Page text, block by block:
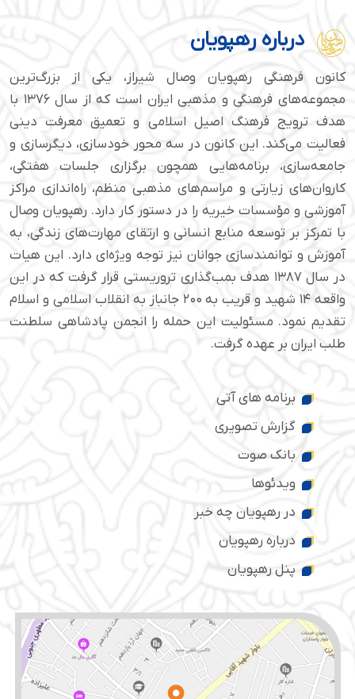
درباره رهپویان
کانون فرهنگی رهپویان وصال شیراز، یکی از بزرگ‌ترین
مجموعه‌های فرهنگی و مذهبی ایران است که از سال ۱۳۷۶ با
هدف ترویج فرهنگ اصیل اسلامی و تعمیق معرفت دینی
فعالیت می‌کند. این کانون در سه محور خودسازی، دیگرسازی و
جامعه‌سازی، برنامه‌هایی همچون برگزاری جلسات هفتگی،
کاروان‌های زیارتی و مراسم‌های مذهبی منظم، راه‌اندازی مراکز
آموزشی و مؤسسات خیریه را در دستور کار دارد. رهپویان وصال
با تمرکز بر توسعه منابع انسانی و ارتقای مهارت‌های زندگی، به
آموزش و توانمندسازی جوانان نیز توجه ویژه‌ای دارد. این هیات
در سال ۱۳۸۷ هدف بمب‌گذاری تروریستی قرار گرفت که در این
واقعه ۱۴ شهید و قریب به ۲۰۰ جانباز به انقلاب اسلامی و اسلام
تقدیم نمود. مسئولیت این حمله را انجمن پادشاهی سلطنت
طلب ایران بر عهده گرفت.
برنامه های آتی
گزارش تصویری
بانک صوت
ویدئوها
در رهپویان چه خبر
درباره رهپویان
پنل رهپویان